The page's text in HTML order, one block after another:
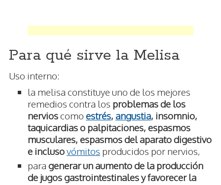
Para qué sirve la Melisa
Uso interno:
la melisa constituye uno de los mejores
remedios contra los problemas de los
nervioscomo estrés, angustia, insomnio,
taquicardias o palpitaciones, espasmos
musculares, espasmos del aparato digestivo
e inclusovómitos producidos por nervios,
para generar un aumento de la producción
de jugos gastrointestinales y favorecer la